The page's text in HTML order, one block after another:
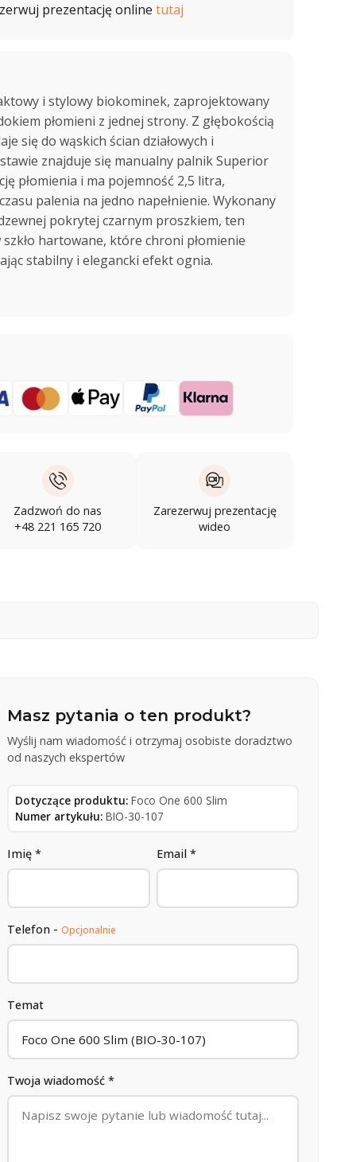
prezentację online tutaj
i stylowy biokominek, zaprojektowany
płomieni z jednej strony. Z głębokością
się do wąskich ścian działowych i
znajduje się manualny palnik Superior
płomienia i ma pojemność 2,5 litra,
palenia na jedno napełnienie. Wykonany
pokrytej czarnym proszkiem, ten
hartowane, które chroni płomienie
stabilny i elegancki efekt ognia.
Zadzwoń do nas
+48 221 165 720
Zarezerwuj prezentację
wideo
Masz pytania o ten produkt?
Wyślij nam wiadomość i otrzymaj osobiste doradztwo
od naszych ekspertów
Dotyczące produktu: Foco One 600 Slim
Numer artykułu: BIO-30-107
Imię * Email *
Telefon -Opcjonalnie
Temat
Twoja wiadomość *